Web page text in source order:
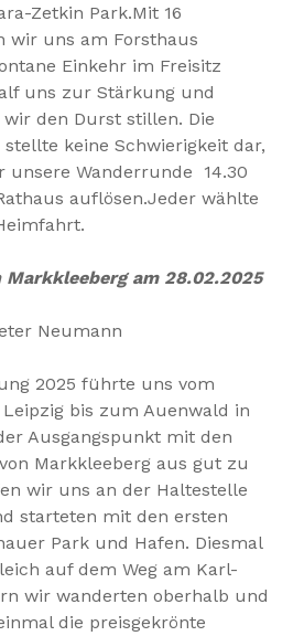
Zetkin Park.Mit 16
wir uns am Forsthaus
Einkehr im Freisitz
uns zur Stärkung und
den Durst stillen. Die
keine Schwierigkeit dar,
unsere Wanderrunde 14.30
auflösen.Jeder wählte
Markkleeberg am 28.02.2025
Neumann
2025 führte uns vom
bis zum Auenwald in
Ausgangspunkt mit den
Markkleeberg aus gut zu
wir uns an der Haltestelle
starteten mit den ersten
Park und Hafen. Diesmal
auf dem Weg am Karl-
wir wanderten oberhalb und
die preisgekrönte